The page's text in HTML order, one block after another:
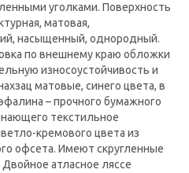
уголками. Поверхность
матовая,
насыщенный, однородный.
по внешнему краю обложки
износоустойчивость и
матовые, синего цвета, в
– прочного бумажного
текстильное
кремового цвета из
офсета. Имеют скругленные
атласное ляссе